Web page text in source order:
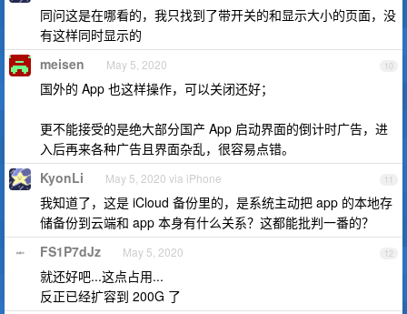
同问这是在哪看的，我只找到了带开关的和显示大小的页面，没
有这样同时显示的
10
meisen May 5, 2020
国外的 App 也这样操作，可以关闭还好；
更不能接受的是绝大部分国产 App 启动界面的倒计时广告，进
入后再来各种广告且界面杂乱，很容易点错。
11
KyonLi May 5, 2020 via iPhone
我知道了，这是 iCloud 备份里的，是系统主动把 app 的本地存
储备份到云端和 app 本身有什么关系？这都能批判一番的？
12
FS1P7dJz May 5, 2020
就还好吧...这点占用...
反正已经扩容到 200G 了